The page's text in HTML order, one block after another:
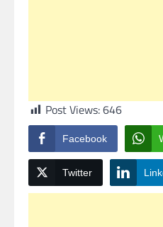
Post Views:646
Facebook
Twitter